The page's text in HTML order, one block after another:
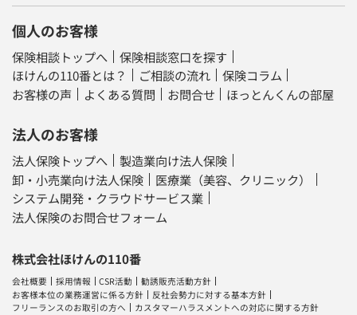
個人のお客様
保険相談トップへ
保険相談窓口を探す
ほけんの110番とは？
ご相談の流れ
保険コラム
お客様の声
よくある質問 お問合せ ほっとんくんの部屋
法人のお客様
法人保険トップへ
製造業向け法人保険
卸・小売業向け法人保険
医療業（美容、クリニック）
システム開発・クラウドサービス業
法人保険のお問合せフォーム
株式会社ほけんの110番
会社概要 採用情報 CSR活動
勧誘販売活動方針
お客様本位の業務運営に係る方針
反社会勢力に対する基本方針
フリーランスのお取引の方へ
カスタマーハラスメントへの対応に関する方針